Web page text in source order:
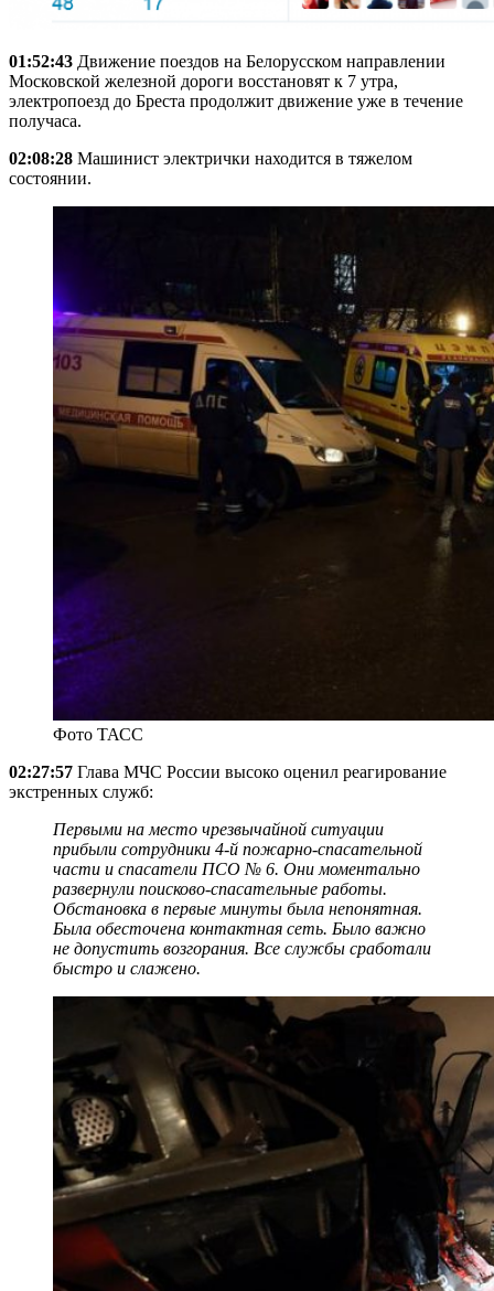
01:52:43 Движение поездов на Белорусском направлении
Московской железной дороги восстановят к 7 утра,
электропоезд до Бреста продолжит движение уже в течение
получаса.
02:08:28 Машинист электрички находится в тяжелом
состоянии.
Фото ТАСС
02:27:57 Глава МЧС России высоко оценил реагирование
экстренных служб:
Первыми на место чрезвычайной ситуации
прибыли сотрудники 4-й пожарно-спасательной
части и спасатели ПСО № 6. Они моментально
развернули поисково-спасательные работы.
Обстановка в первые минуты была непонятная.
Была обесточена контактная сеть. Было важно
не допустить возгорания. Все службы сработали
быстро и слажено.